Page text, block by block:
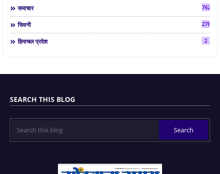
समाचार 7624
सिवनी 2763
हिमाचल प्रदेश 2
SEARCH THIS BLOG